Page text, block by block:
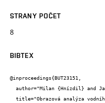
STRANY POČET
8
BIBTEX
@inproceedings{BUT23151,